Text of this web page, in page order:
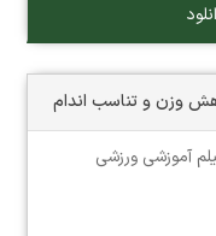
آموزشی ورزشی